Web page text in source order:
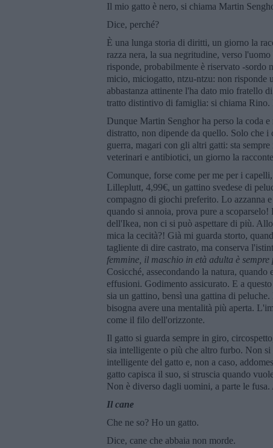
Il mio gatto è nero, si chiama Martin
Dice, perché?
È una lunga storia di diritti, un giorno la
razza nera, la sua negritudine, verso
risponde, probabilmente è riservato -
micio, miciogatto, ntzu-ntzu: non risponde
abbastanza attinente l'ha dato mio fratello
tratto distintivo di famiglia: si chiama Rino.
Dunque Martin Senghor ha perso la coda
distratto, non dipende da quello. Solo che
guerra, magari con gli altri gatti: sta
veterinari e antibiotici, un giorno la
Comunque, forse come per me per i
Lilleplutt, 4,99€, un gattino svedese di
compagno di giochi preferito. Lo azzanna
quando si annoia, prova pure a
dell'Ikea, non ci si può aspettare di più.
mica la cecità?! Già mi guarda storto,
tagliente di dire castrato, ma conserva
femmine, il maschio in età adulta è
Cosicché, assecondando la natura,
effusioni. Godimento assicurato. E a
sia un gattino, bensì una gattina di
bisogna avere una mentalità più aperta.
come il filo dell'orizzonte.
Il gatto si guarda sempre in giro,
sia intelligente o più che altro furbo. Non
intelligente del gatto e, non a caso,
gatto capisca il suo, si struscia quando
Non è diverso dagli uomini, a parte le
Il cane
Che ne so? Ho un gatto.
Dice, cane che abbaia non morde.